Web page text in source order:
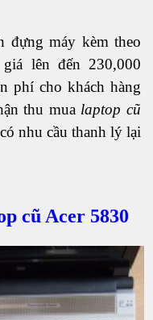
máy kèm theo
lên đến 230,000
phí cho khách hàng
thu mua laptop cũ
nhu cầu thanh lý lại
cũ Acer 5830